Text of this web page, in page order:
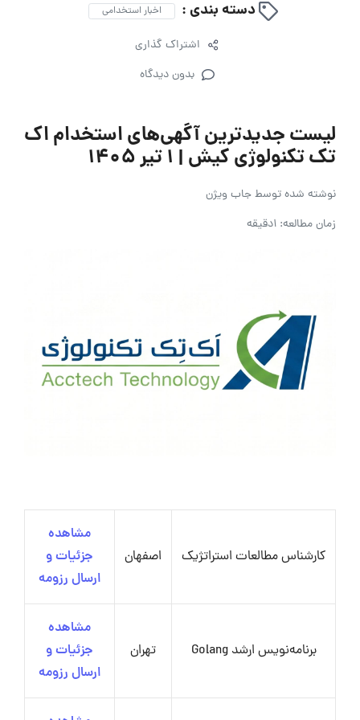
دسته بندی : اخبار استخدامی
اشتراک گذاری
بدون دیدگاه
لیست جدیدترین آگهی‌های استخدام اک
تک تکنولوژی کیش | ۱ تیر ۱۴۰۵
نوشته شده توسطجاب ویژن
زمان مطالعه: 1دقیقه
کارشناس مطالعات استراتژیک اصفهان
مشاهده
جزئیات و
ارسال رزومه
برنامه‌نویس ارشد Golang تهران
مشاهده
جزئیات و
ارسال رزومه